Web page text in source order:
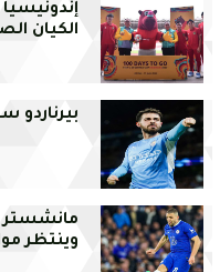
الكيان
بيرناردو
وينتظر